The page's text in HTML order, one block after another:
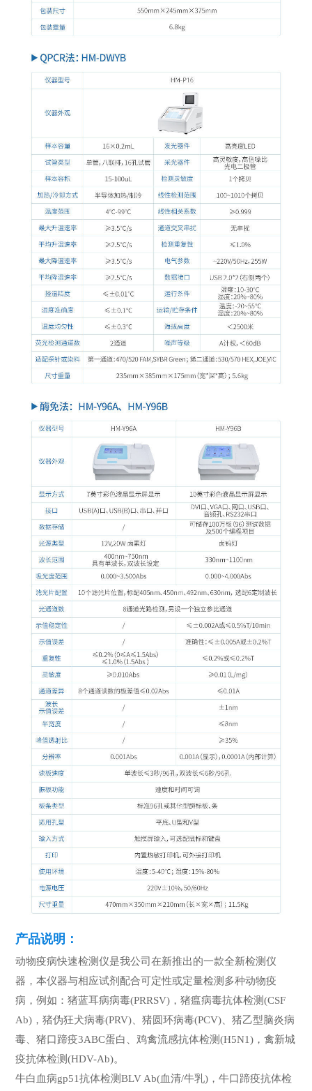
产品说明：
动物疫病快速检测仪是我公司在新推出的一款全新检测仪
器，本仪器与相应试剂配合可定性或定量检测多种动物疫
病，例如：猪蓝耳病病毒(PRRSV)，猪瘟病毒抗体检测(CSF
Ab)，猪伪狂犬病毒(PRV)、猪圆环病毒(PCV)、猪乙型脑炎病
毒、猪口蹄疫3ABC蛋白、鸡禽流感抗体检测(H5N1)，禽新城
疫抗体检测(HDV-Ab)。
牛白血病gp51抗体检测BLV Ab(血清/牛乳)，牛口蹄疫抗体检